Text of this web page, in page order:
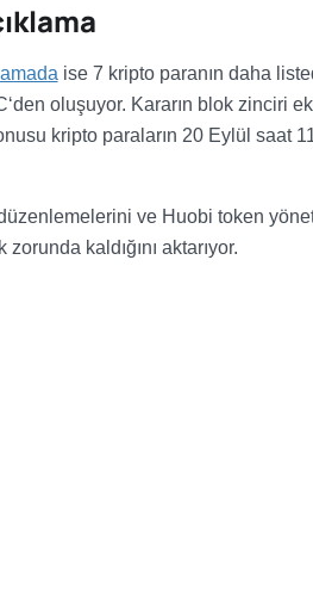
ise 7 kripto paranın daha
oluşuyor. Kararın blok zinciri
kripto paraların 20 Eylül saat
ve Huobi token
kaldığını aktarıyor.